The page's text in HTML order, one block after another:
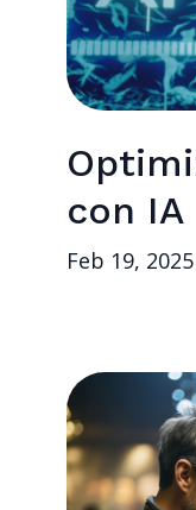
con IA
Feb 19, 2025